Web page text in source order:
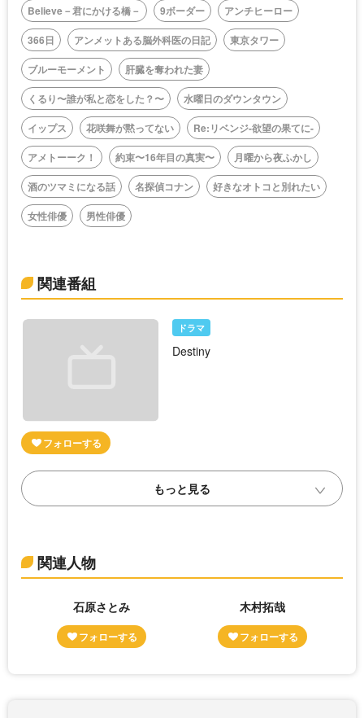
Believe－君にかける橋－
9ボーダー
アンチヒーロー
366日
アンメットある脳外科医の日記
東京タワー
ブルーモーメント
肝臓を奪われた妻
くるり〜誰が私と恋をした？〜
水曜日のダウンタウン
イップス
花咲舞が黙ってない
Re:リベンジ-欲望の果てに-
アメトーーク！
約束〜16年目の真実〜
月曜から夜ふかし
酒のツマミになる話
名探偵コナン
好きなオトコと別れたい
女性俳優
男性俳優
関連番組
ドラマ
Destiny
関連人物
石原さとみ 木村拓哉